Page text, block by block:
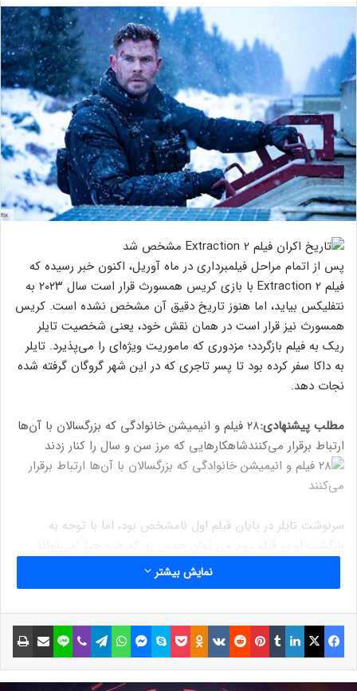
پس از اتمام مراحل فیلمبرداری در ماه آوریل، اکنون خبر رسیده که
فیلم Extraction 2 با بازی کریس همسورث قرار است سال ۲۰۲۳ به
نتفلیکس بیاید، اما هنوز تاریخ دقیق آن مشخص نشده است. کریس
همسورث نیز قرار است در همان نقش خود، یعنی شخصیت تایلر
ریک به فیلم بازگردد؛ مزدوری که ماموریت ویژه‌ای را می‌پذیرد. تایلر
به داکا سفر ‌کرده بود تا پسر تاجری که در این شهر گروگان گرفته شده
نجات دهد.
مطلب پیشنهادی:
۲۸ فیلم و انیمیشن خانوادگی که بزرگسالان با آن‌ها
ارتباط برقرار می‌کنندشاهکارهایی که مرز سن و سال را کنار زدند
سرنوشت تایلر در پایان فیلم اول نامشخص بود، اما با توجه به
آنقدر بد تمام شده باشد. در حالی که هنوز جزییات دقیق داستان
Extraction 2 هنوز مشخص نشده، اما می‌دانیم سم هارگریو که علاوه
وظیفه ساخت فیلم Extraction 2 را برعهده دارد علاوه بر همسورث،
سایر بازیگران فیلم اصلی مانند رودهراکش جیزوال، گلشیفته فراهانی،
راندیپ هودا، پانکاج تریپاتی و دیوید هاربر در این دنباله حضور
خواهند داشت.
نمایش بیشتر
فیسبوک ایکس لینکداین تامبلر پینتریست Reddit
VKontakte
Odnoklassniki پاکت اسکایپ مسنجر واتس آپ تلگرام وایبر لاین اشتراک گذاری با ایمیل